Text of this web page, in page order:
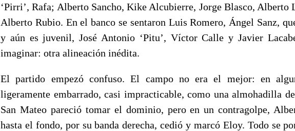
‘Pirri’, Rafa; Alberto Sancho, Kike Alcubierre, Jorge Blasco, Alberto
Alberto Rubio. En el banco se sentaron Luis Romero, Ángel Sanz,
y aún es juvenil, José Antonio ‘Pitu’, Víctor Calle y Javier
imaginar: otra alineación inédita.
El partido empezó confuso. El campo no era el mejor: en
ligeramente embarrado, casi impracticable, como una almohadilla
San Mateo pareció tomar el dominio, pero en un contragolpe,
hasta el fondo, por su banda derecha, cedió y marcó Eloy. Todo se